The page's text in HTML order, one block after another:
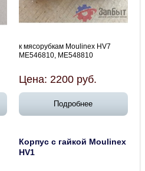
к мясорубкам Moulinex HV7
ME546810, ME548810
Цена: 2200 руб.
Подробнее
Корпус с гайкой Moulinex
HV1